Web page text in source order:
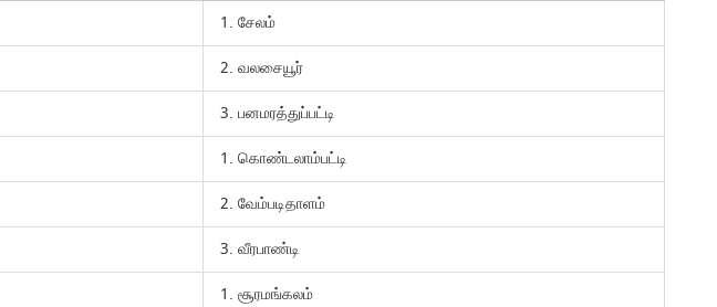
1. சேலம்
2. வலசையூர்
3. பனமரத்துப்பட்டி
1. கொண்டலாம்பட்டி
2. வேம்படிதாளம்
3. வீரபாண்டி
1. சூரமங்கலம்